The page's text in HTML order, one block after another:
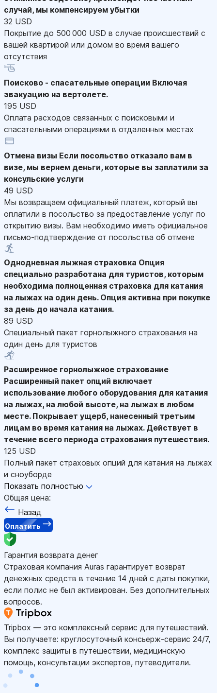
случай, мы компенсируем убытки
32 USD
Покрытие до 500 000 USD в случае происшествий с
вашей квартирой или домом во время вашего
отсутствия
Поисково - спасательные операции Включая
эвакуацию на вертолете.
195 USD
Оплата расходов связанных с поисковыми и
спасательными операциями в отдаленных местах
Отмена визы Если посольство отказало вам в
визе, мы вернем деньги, которые вы заплатили за
консульские услуги
49 USD
Мы возвращаем официальный платеж, который вы
оплатили в посольство за предоставление услуг по
открытию визы. Вам необходимо иметь официальное
письмо-подтверждение от посольства об отмене
Однодневная лыжная страховка Опция
специально разработана для туристов, которым
необходима полноценная страховка для катания
на лыжах на один день. Опция активна при покупке
за день до начала катания.
89 USD
Специальный пакет горнолыжного страхования на
один день для туристов
Расширенное горнолыжное страхование
Расширенный пакет опций включает
использование любого оборудования для катания
на лыжах, на любой высоте, на лыжах в любом
месте. Покрывает ущерб, нанесенный третьим
лицам во время катания на лыжах. Действует в
течение всего периода страхования путешествия.
125 USD
Полный пакет страховых опций для катания на лыжах
и сноуборде
Показать полностью
Общая цена:
Назад
Оплатить
Гарантия возврата денег
Страховая компания Auras гарантирует возврат
денежных средств в течение 14 дней с даты покупки,
если полис не был активирован. Без дополнительных
вопросов.
Tripbox — это комплексный сервис для путешествий.
Вы получаете: круглосуточный консьерж-сервис 24/7,
комплекс защиты в путешествии, медицинскую
помощь, консультации экспертов, путеводители.